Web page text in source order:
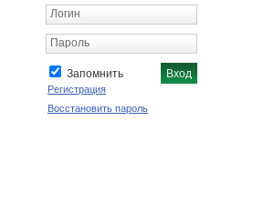
Логин
Пароль
Запомнить
Регистрация
Восстановить пароль